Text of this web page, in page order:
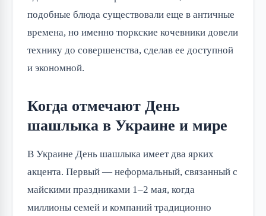
подобные блюда существовали еще в античные
времена, но именно тюркские кочевники довели
технику до совершенства, сделав ее доступной
и экономной.
Когда отмечают День
шашлыка в Украине и мире
В Украине День шашлыка имеет два ярких
акцента. Первый — неформальный, связанный с
майскими праздниками 1–2 мая, когда
миллионы семей и компаний традиционно